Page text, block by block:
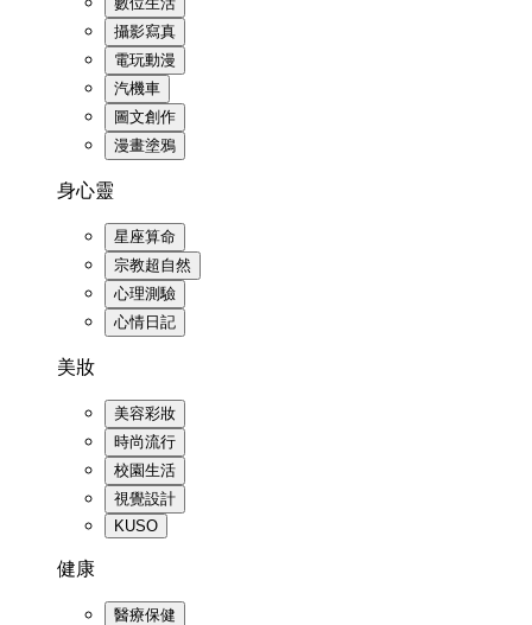
攝影寫真
電玩動漫
汽機車
圖文創作
漫畫塗鴉
身心靈
星座算命
宗教超自然
心理測驗
心情日記
美妝
美容彩妝
時尚流行
校園生活
視覺設計
KUSO
健康
醫療保健